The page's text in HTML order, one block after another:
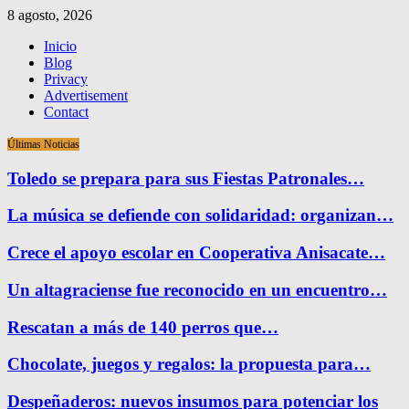
8 agosto, 2026
Inicio
Blog
Privacy
Advertisement
Contact
Últimas Noticias
Toledo se prepara para sus Fiestas Patronales…
La música se defiende con solidaridad: organizan…
Crece el apoyo escolar en Cooperativa Anisacate…
Un altagraciense fue reconocido en un encuentro…
Rescatan a más de 140 perros que…
Chocolate, juegos y regalos: la propuesta para…
Despeñaderos: nuevos insumos para potenciar los